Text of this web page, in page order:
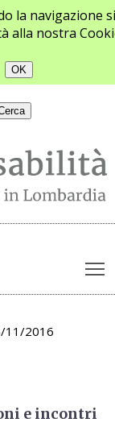
la navigazione si
alla nostra
Contatti
11/2016
e incontri